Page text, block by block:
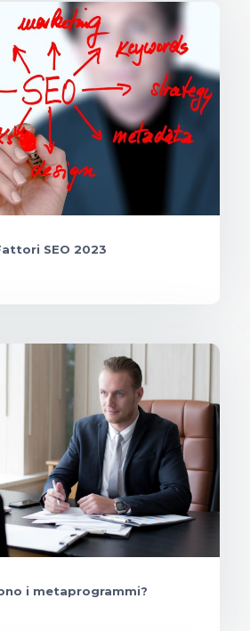
SEO 2023
i metaprogrammi?